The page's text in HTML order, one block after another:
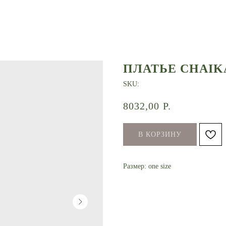
ПЛАТЬЕ
SKU:
8032,00 Р.
В КОРЗИНУ
Размер: one size